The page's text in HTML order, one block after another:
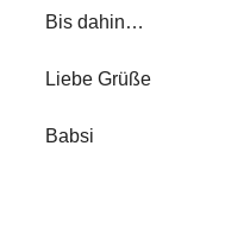
Bis dahin…
Liebe Grüße
Babsi